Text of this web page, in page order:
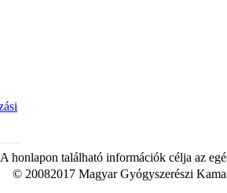
A honlapon található információk célja az
© 20082017 Magyar Gyógyszerészi